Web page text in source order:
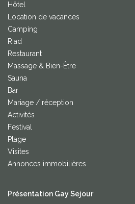
Hôtel
Location de vacances
Camping
Riad
Restaurant
Massage & Bien-Être
Sauna
Bar
Mariage / réception
Activités
Festival
Plage
Visites
Annonces immobilières
Présentation Gay Sejour